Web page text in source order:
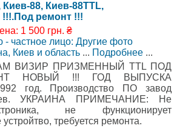
Киев-88, Киев-88TTL,
ремонт !!!
1 500 грн. ₴
частное лицо: Другие фото
Киев и область ... Подробнее ...
ВИЗИР ПРИЗМЕННЫЙ TTL ПОД
НОВЫЙ !!! ГОД ВЫПУСКА
год. Производство ПО завод
УКРАИНА ПРИМЕЧАНИЕ: Не
не функционирует
требуется ремонта.